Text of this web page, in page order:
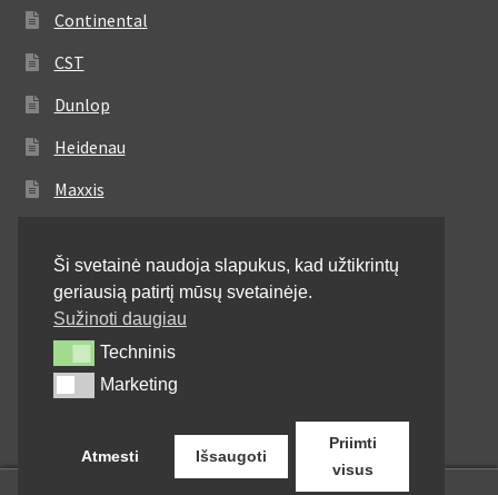
Continental
CST
Dunlop
Heidenau
Maxxis
Michelin
Mitas
Pirelli
Shinko
Ši svetainė naudoja slapukus, kad užtikrintų
geriausią patirtį mūsų svetainėje.
Sužinoti daugiau
TechninisTechninis
MarketingMarketing
Atmesti Išsaugoti
Priimti
visus